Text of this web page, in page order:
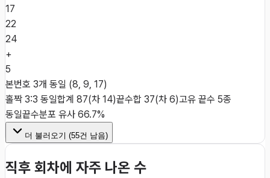
17
22
24
+
5
본번호 3개 동일 (8, 9, 17)
홀짝 3:3 동일합계 87(차 14)끝수합 37(차 6)고유 끝수 5종
동일끝수분포 유사 66.7%
더 불러오기 (55건 남음)
직후 회차에 자주 나온 수